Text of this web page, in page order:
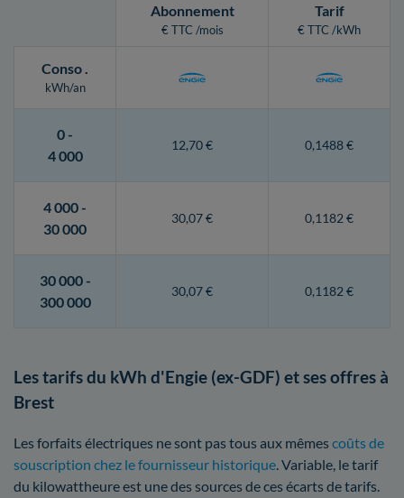
Abonnement
€ TTC /mois
Tarif
€ TTC /kWh
Conso.
kWh/an
0 -
4 000
12,70 € 0,1488 €
4 000 -
30 000
30,07 € 0,1182 €
30 000 -
300 000
30,07 € 0,1182 €
Les tarifs du kWh d'Engie (ex-GDF) et ses offres à
Brest
Les forfaits électriques ne sont pas tous aux mêmes coûts de
souscription chez le fournisseur historique. Variable, le tarif
du kilowattheure est une des sources de ces écarts de tarifs.